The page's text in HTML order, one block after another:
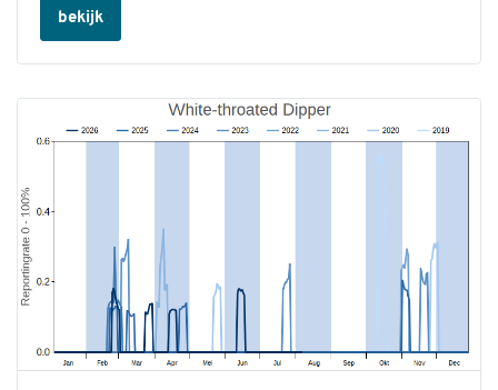
bekijk